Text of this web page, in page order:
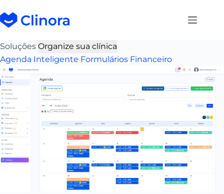
Soluções Organize sua clínica
Agenda Inteligente Formulários Financeiro